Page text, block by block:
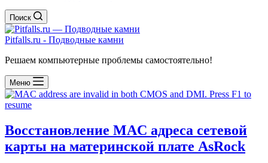
Поиск
Pitfalls.ru - Подводные камни
Решаем компьютерные проблемы самостоятельно!
Меню
Восстановление MAC адреса сетевой
карты на материнской плате AsRock